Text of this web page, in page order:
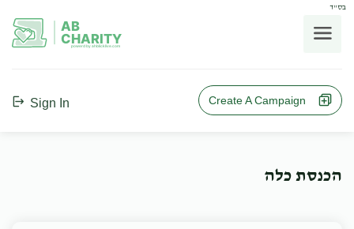
בס"ד
AB
CHARITY
powerd by ahblicklive.com
Sign In Create A Campaign
הכנסת כלה